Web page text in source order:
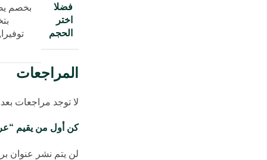
فضلا
اختر
الحجم
بخصم
توفيرا
المراجعات
لا توجد مراجعات
كن أول من يقيم
لن يتم نشر عنوان